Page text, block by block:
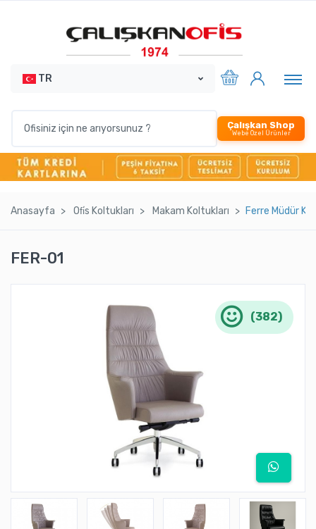
TR
Çalışkan Shop
Webe Özel Ürünler
Anasayfa Ofi̇s Koltukları Makam Koltukları Ferre Müdür
FER-01
(382)